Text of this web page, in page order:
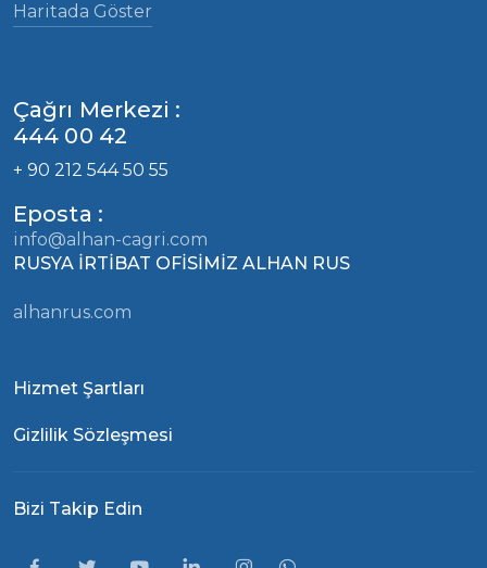
Haritada Göster
Çağrı Merkezi :
444 00 42
+ 90 212 544 50 55
Eposta :
info@alhan-cagri.com
RUSYA İRTİBAT OFİSİMİZ ALHAN RUS
alhanrus.com
Hizmet Şartları
Gizlilik Sözleşmesi
Bizi Takip Edin